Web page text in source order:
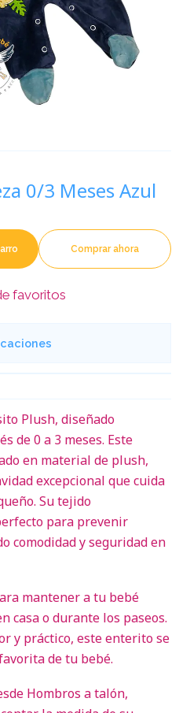
0/3 Meses Azul
Comprar ahora
favoritos
Plush, diseñado
de 0 a 3 meses. Este
en material de plush,
excepcional que cuida
Su tejido
para prevenir
comodidad y seguridad en
mantener a tu bebé
casa o durante los paseos.
y práctico, este enterito se
de tu bebé.
Hombros a talón,